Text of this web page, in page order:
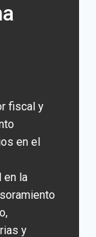
fiscal y
en el
en la
y